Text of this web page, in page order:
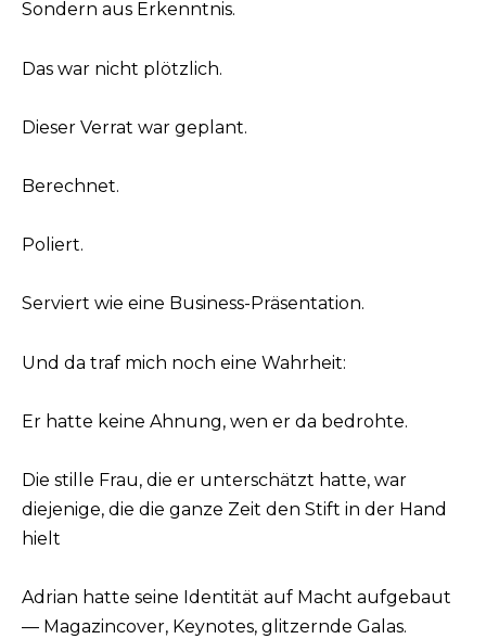
Sondern aus Erkenntnis.
Das war nicht plötzlich.
Dieser Verrat war geplant.
Berechnet.
Poliert.
Serviert wie eine Business-Präsentation.
Und da traf mich noch eine Wahrheit:
Er hatte keine Ahnung, wen er da bedrohte.
Die stille Frau, die er unterschätzt hatte, war
diejenige, die die ganze Zeit den Stift in der Hand
hielt
Adrian hatte seine Identität auf Macht aufgebaut
— Magazincover, Keynotes, glitzernde Galas.